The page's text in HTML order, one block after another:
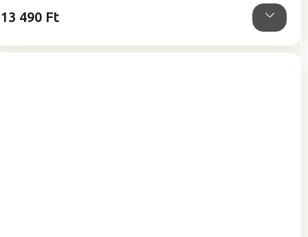
13 490 Ft